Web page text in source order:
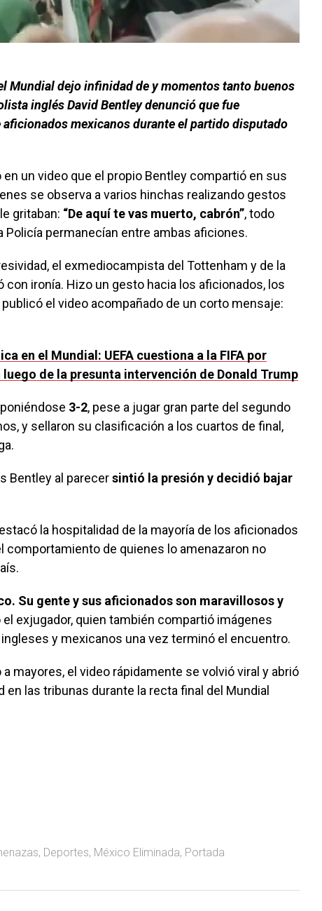
Mundial dejo infinidad de y momentos tanto buenos
inglés David Bentley denunció que fue
aficionados mexicanos durante el partido disputado
un video que el propio Bentley compartió en sus
se observa a varios hinchas realizando gestos
gritaban: “De aquí te vas muerto, cabrón”, todo
permanecían entre ambas aficiones.
el exmediocampista del Tottenham y de la
ironía. Hizo un gesto hacia los aficionados, los
publicó el video acompañado de un corto mensaje:
en el Mundial: UEFA cuestiona a la FIFA por
de la presunta intervención de Donald Trump
3-2, pese a jugar gran parte del segundo
y sellaron su clasificación a los cuartos de final,
Bentley al parecersintió la presión y decidió bajar
la hospitalidad de la mayoría de los aficionados
comportamiento de quienes lo amenazaron no
Su gente y sus aficionados son maravillosos y
el exjugador, quien también compartió imágenes
y mexicanos una vez terminó el encuentro.
mayores, el video rápidamente se volvió viral y abrió
en las tribunas durante la recta final del Mundial
, Deportes, México Eliminada, Portada